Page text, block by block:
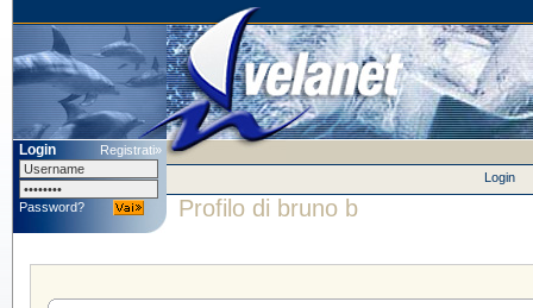
Login Registrati»
Password?
Login
Profilo di bruno b